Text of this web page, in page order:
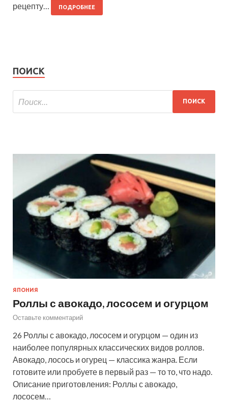
рецепту…
ПОДРОБНЕЕ
ПОИСК
ЯПОНИЯ
Роллы с авокадо, лососем и огурцом
Оставьте комментарий
26 Роллы с авокадо, лососем и огурцом — один из
наиболее популярных классических видов роллов.
Авокадо, лосось и огурец — классика жанра. Если
готовите или пробуете в первый раз — то то, что надо.
Описание приготовления: Роллы с авокадо,
лососем…